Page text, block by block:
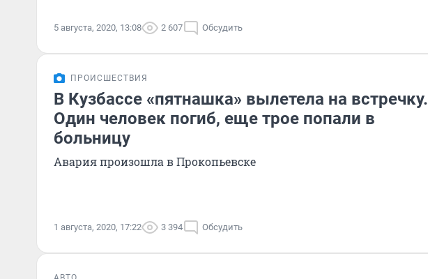
5 августа, 2020, 13:08 2 607 Обсудить
ПРОИСШЕСТВИЯ
В Кузбассе «пятнашка» вылетела на встречку.
Один человек погиб, еще трое попали в
больницу
Авария произошла в Прокопьевске
1 августа, 2020, 17:22 3 394 Обсудить